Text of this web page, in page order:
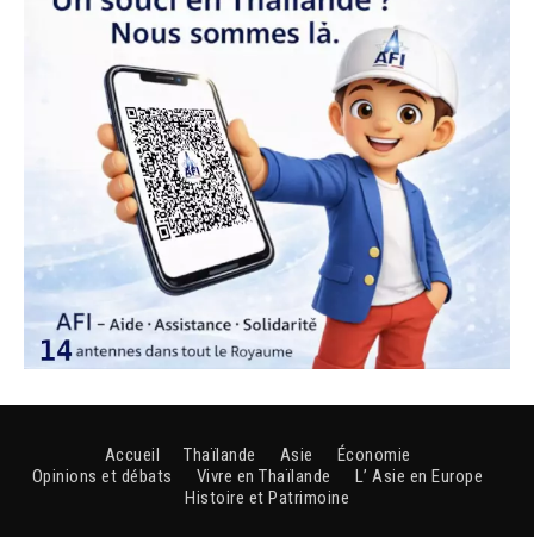
Accueil Thaïlande Asie
Économie
Opinions et débats
Vivre en Thaïlande
L’ Asie en Europe
Histoire et Patrimoine